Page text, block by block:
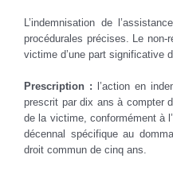
L’indemnisation de
procédurales précises. Le
victime d’une part significative
Prescription : l’action en
prescrit par dix ans à compter
de la victime, conformément à
décennal spécifique au
droit commun de cinq ans.